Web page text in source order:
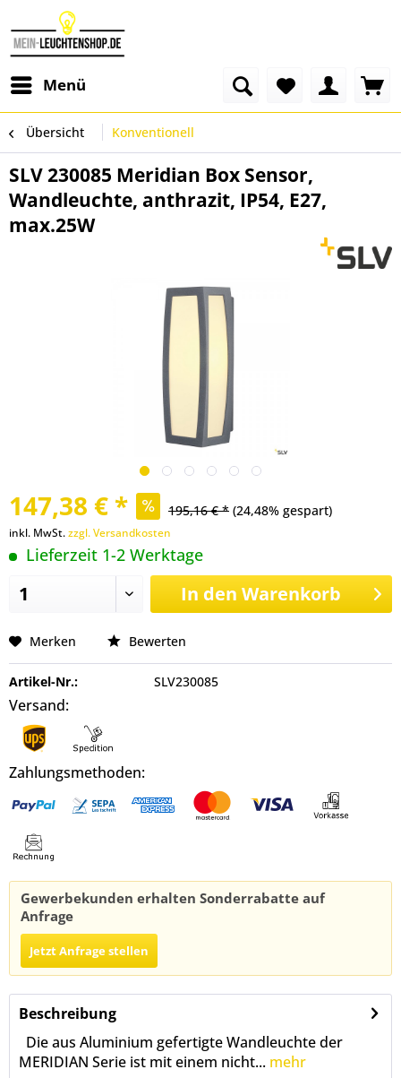
Menü
Übersicht Konventionell
SLV 230085 Meridian Box Sensor,
Wandleuchte, anthrazit, IP54, E27,
max.25W
147,38 € * 195,16 € * (24,48% gespart)
inkl. MwSt.zzgl. Versandkosten
Lieferzeit 1-2 Werktage
In den Warenkorb
Merken Bewerten
Artikel-Nr.: SLV230085
Versand:
Zahlungsmethoden:
Gewerbekunden erhalten Sonderrabatte auf
Anfrage
Jetzt Anfrage stellen
Beschreibung
Die aus Aluminium gefertigte Wandleuchte der
MERIDIAN Serie ist mit einem nicht... mehr